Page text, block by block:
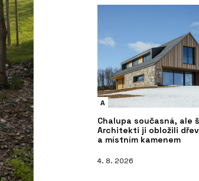
A
Chalupa současná, ale
Architekti ji obložili
a místním kamenem
4. 8. 2026